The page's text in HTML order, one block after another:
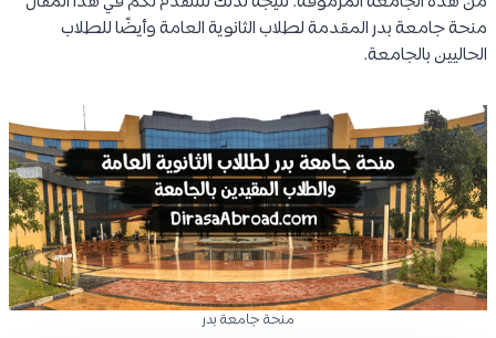
منحة جامعة بدر المقدمة لطلاب الثانوية العامة وأيضًا للطلاب
الحاليين بالجامعة.
منحة جامعة بدر